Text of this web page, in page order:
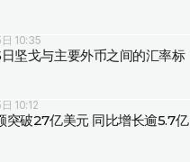
10:35
坚戈与主要外币之间的汇率标
10:12
突破27亿美元 同比增长逾5.7亿